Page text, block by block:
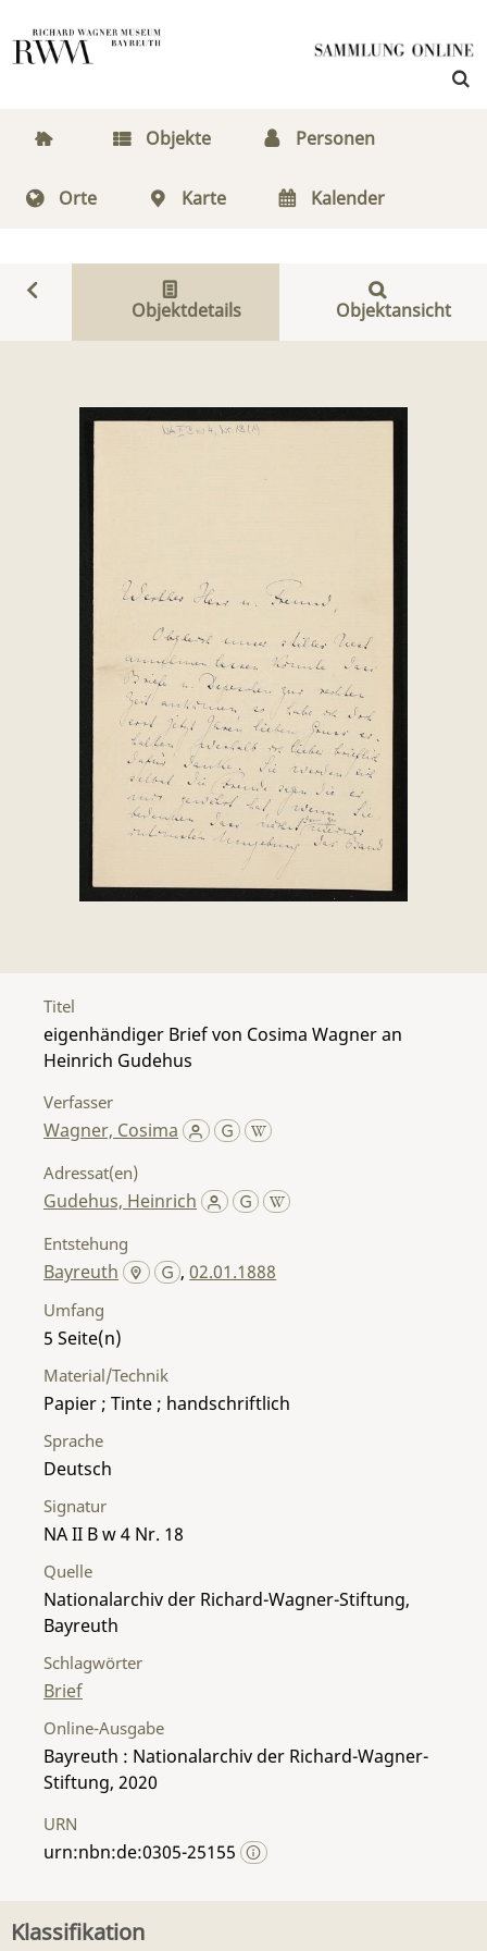
Objekte Personen
Orte Karte Kalender
Objektdetails Objektansicht
Titel
eigenhändiger Brief von Cosima Wagner an
Heinrich Gudehus
Verfasser
Wagner, Cosima
Adressat(en)
Gudehus, Heinrich
Entstehung
Bayreuth ,02.01.1888
Umfang
5
Material/Technik
Papier ; Tinte ; handschriftlich
Sprache
Deutsch
Signatur
NA II B w 4 Nr. 18
Quelle
Nationalarchiv der Richard-Wagner-Stiftung,
Bayreuth
Schlagwörter
Brief
Online-Ausgabe
Bayreuth : Nationalarchiv der Richard-Wagner-
Stiftung, 2020
URN
urn:nbn:de:0305-25155
Klassifikation